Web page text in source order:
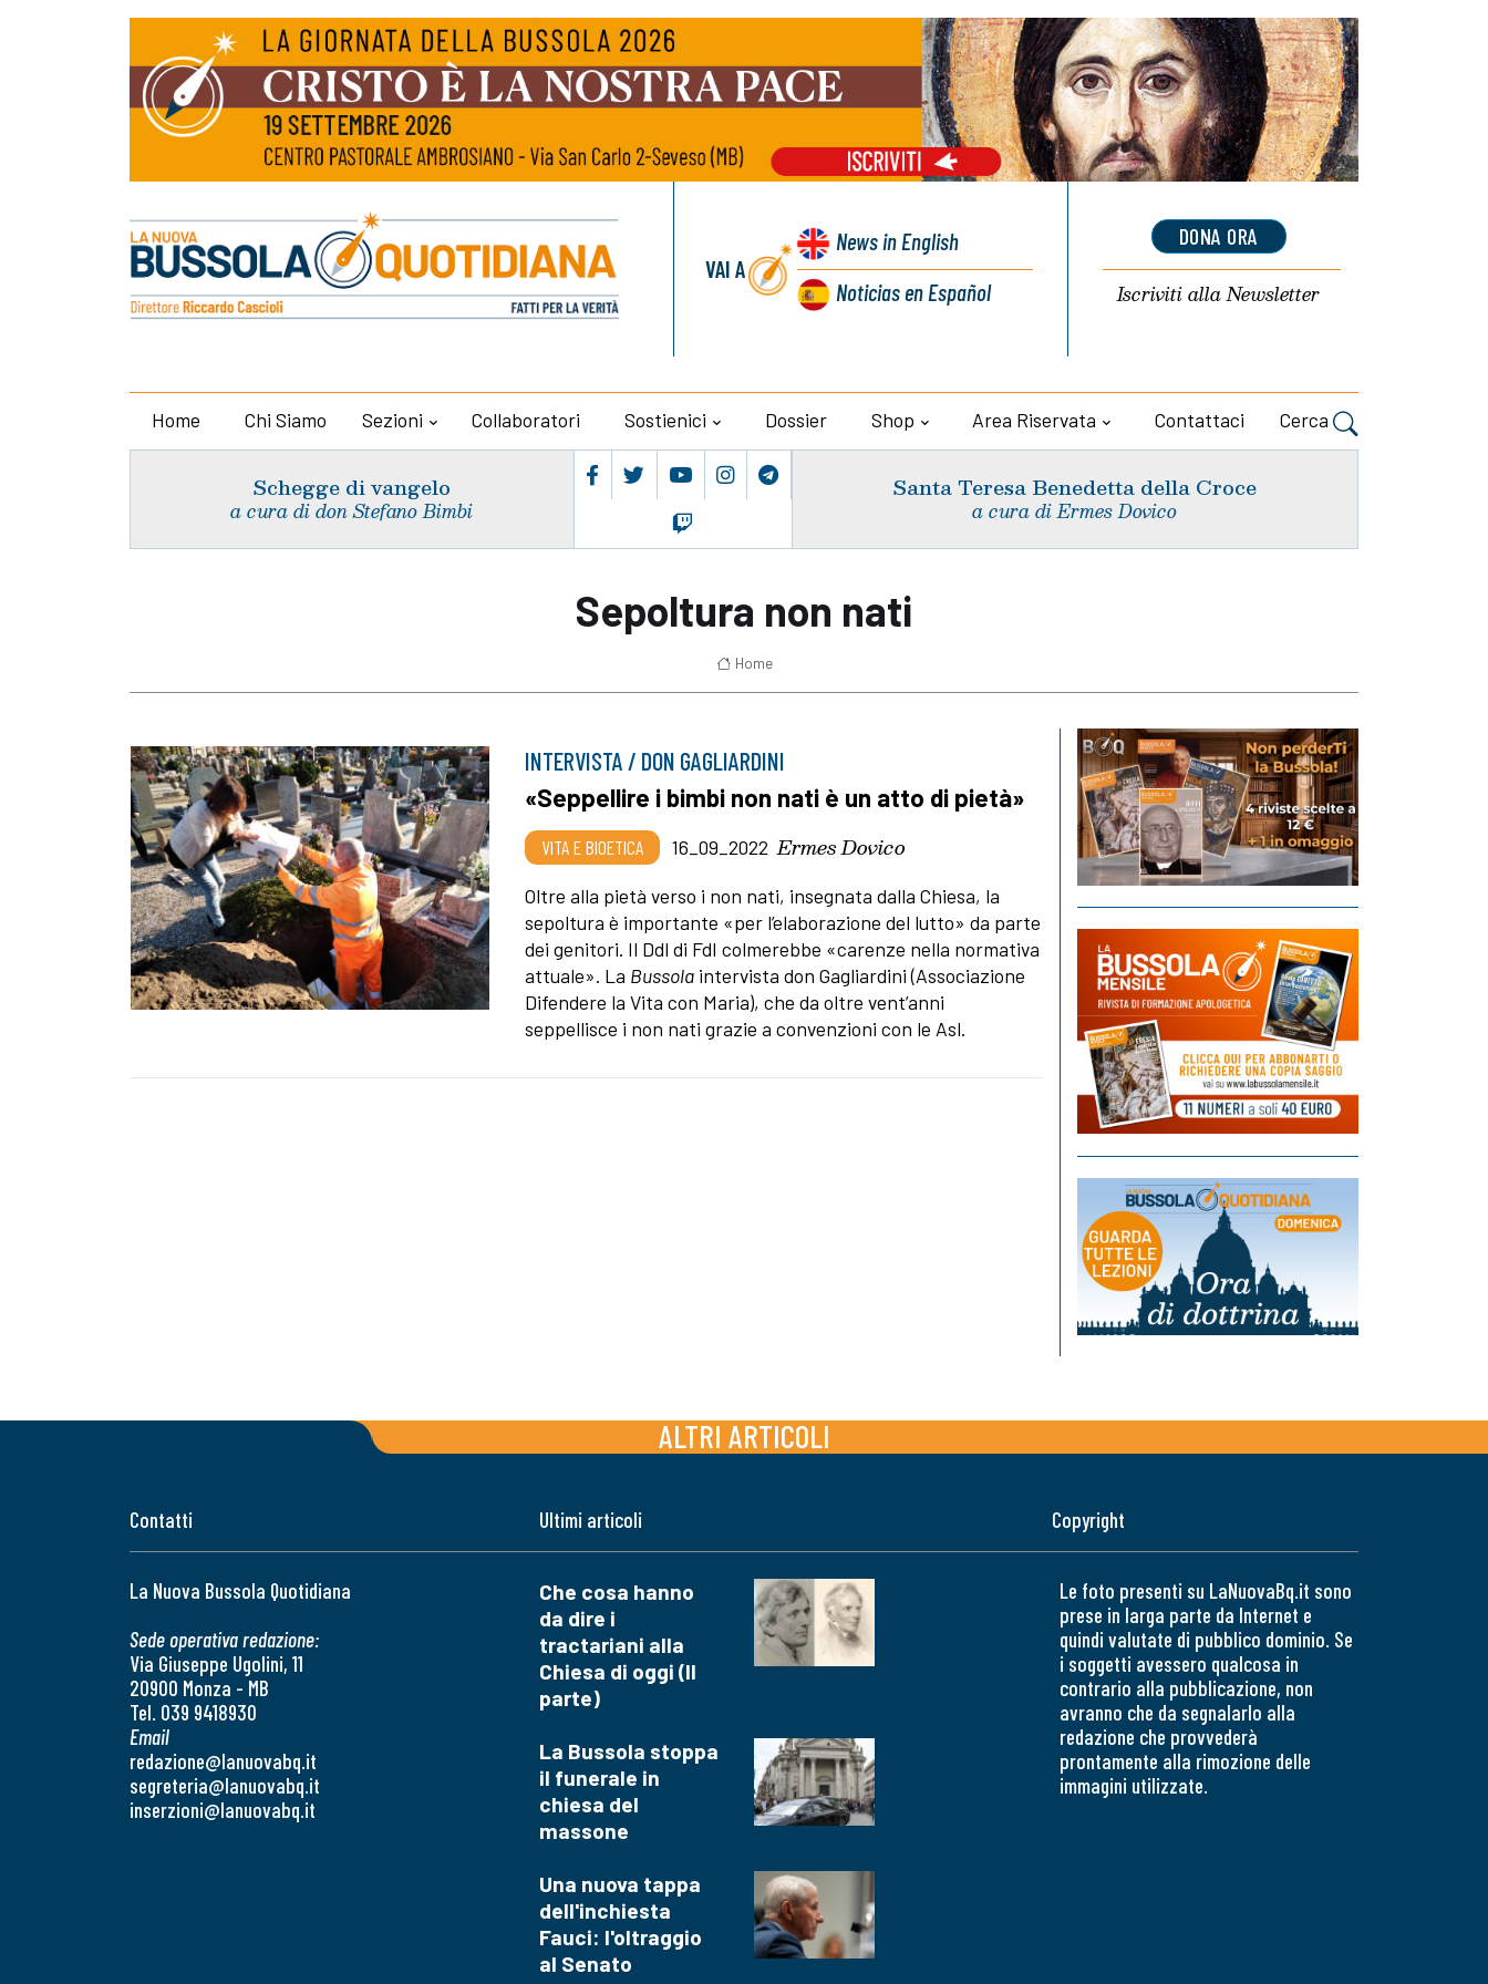
VAI A
Newsin English
Noticiasen Español
DONA ORA
Iscriviti allaNewsletter
Home Chi Siamo Sezioni Collaboratori Sostienici Dossier Shop Area Riservata Contattaci Cerca
Schegge di vangelo
a cura di don Stefano Bimbi
Santa Teresa Benedetta della Croce
a cura di Ermes Dovico
Sepoltura non nati
Home
INTERVISTA / DON GAGLIARDINI
«Seppellire i bimbi non nati è un atto di pietà»
VITA E BIOETICA 16_09_2022 Ermes Dovico
Oltre alla pietà verso i non nati, insegnata dalla Chiesa, la
sepoltura è importante «per l’elaborazione del lutto» da parte
dei genitori. Il Ddl di FdI colmerebbe «carenze nella normativa
attuale». La Bussola intervista don Gagliardini (Associazione
Difendere la Vita con Maria), che da oltre vent’anni
seppellisce i non nati grazie a convenzioni con le Asl.
ALTRI ARTICOLI
Contatti
La Nuova Bussola Quotidiana
Sede operativa redazione:
Via Giuseppe Ugolini, 11
20900 Monza - MB
Tel. 039 9418930
Email
redazione@lanuovabq.it
segreteria@lanuovabq.it
inserzioni@lanuovabq.it
Ultimi articoli
Che cosa hanno
da dire i
tractariani alla
Chiesa di oggi (II
parte)
La Bussola stoppa
il funerale in
chiesa del
massone
Una nuova tappa
dell'inchiesta
Fauci: l'oltraggio
al Senato
Copyright
Le foto presenti su LaNuovaBq.it sono
prese in larga parte da Internet e
quindi valutate di pubblico dominio. Se
i soggetti avessero qualcosa in
contrario alla pubblicazione, non
avranno che da segnalarlo alla
redazione che provvederà
prontamente alla rimozione delle
immagini utilizzate.